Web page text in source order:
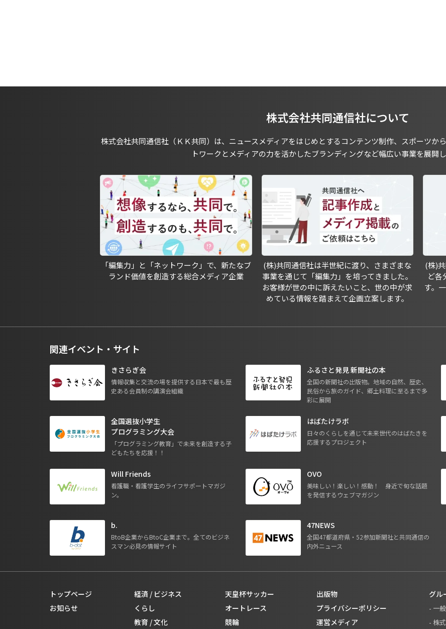
株式会社共同通信社について
株式会社共同通信社（ＫＫ共同）は、ニュースメディアをはじめとするコンテンツ制作、スポーツか
トワークとメディアの力を活かしたブランディングなど幅広い事業を展開し
「編集力」と「ネットワーク」で、新たなブ
ランド価値を創造する総合メディア企業
(株)共同通信社は半世紀に渡り、さまざまな
事業を通じて「編集力」を培ってきました。
お客様が世の中に訴えたいこと、世の中が求
めている情報を踏まえて企画立案します。
(株)
ど各
す。
関連イベント・サイト
きさらぎ会
情報収集と交流の場を提供する日本で最も歴
史ある会員制の講演会組織
ふるさと発見 新聞社の本
全国の新聞社の出版物。地域の自然、歴史、
民俗から旅のガイド、郷土料理に至るまで多
彩に展開
全国選抜小学生
プログラミング大会
「プログラミング教育」で未来を創造する子
どもたちを応援！！
はばたけラボ
日々のくらしを通じて未来世代のはばたきを
応援するプロジェクト
Will Friends
看護職・看護学生のライフサポートマガジ
ン。
OVO
美味しい！楽しい！感動！ 身近で旬な話題
を発信するウェブマガジン
b.
BtoB企業からBtoC企業まで。全てのビジネ
スマン必見の情報サイト
47NEWS
全国47都道府県・52参加新聞社と共同通信の
内外ニュース
トップページ
お知らせ
経済 / ビジネス
くらし
教育 / 文化
天皇杯サッカー
オートレース
競輪
出版物
プライバシーポリシー
運営メディア
グル
- 一
- 株